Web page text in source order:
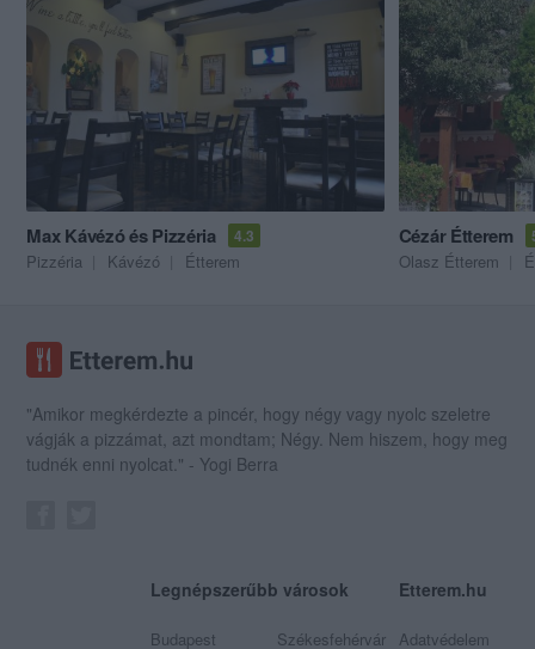
Max Kávézó és Pizzéria 4.3
Pizzéria Kávézó Étterem
Cézár Étterem
Olasz Étterem
"Amikor megkérdezte a pincér, hogy négy vagy nyolc szeletre
vágják a pizzámat, azt mondtam; Négy. Nem hiszem, hogy meg
tudnék enni nyolcat." - Yogi Berra
Legnépszerűbb városok
Budapest Székesfehérvár
Etterem.hu
Adatvédelem